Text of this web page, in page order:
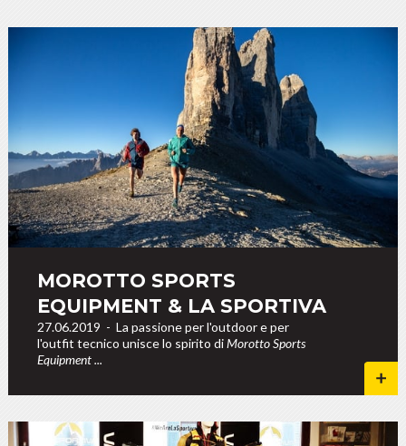
MOROTTO SPORTS
EQUIPMENT & LA SPORTIVA
27.06.2019 - La passione per l'outdoor e per
l'outfit tecnico unisce lo spirito diMorotto Sports
Equipment ...